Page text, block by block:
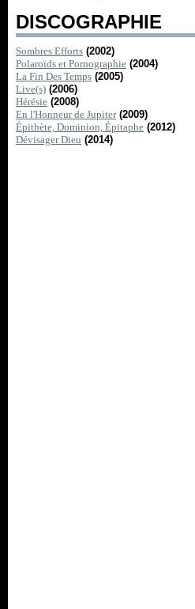
DISCOGRAPHIE
Sombres Efforts (2002)
Polaroïds et Pornographie (2004)
La Fin Des Temps (2005)
Live(s) (2006)
Hérésie (2008)
En l'Honneur de Jupiter (2009)
Épithète, Dominion, Épitaphe (2012)
Dévisager Dieu (2014)